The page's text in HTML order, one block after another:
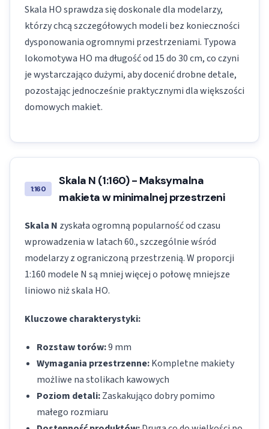
Skala HO sprawdza się doskonale dla modelarzy,
którzy chcą szczegółowych modeli bez konieczności
dysponowania ogromnymi przestrzeniami. Typowa
lokomotywa HO ma długość od 15 do 30 cm, co czyni
je wystarczająco dużymi, aby docenić drobne detale,
pozostając jednocześnie praktycznymi dla większości
domowych makiet.
1:160
Skala N (1:160) - Maksymalna
makieta w minimalnej przestrzeni
Skala N zyskała ogromną popularność od czasu
wprowadzenia w latach 60., szczególnie wśród
modelarzy z ograniczoną przestrzenią. W proporcji
1:160 modele N są mniej więcej o połowę mniejsze
liniowo niż skala HO.
Kluczowe charakterystyki:
Rozstaw torów:9 mm
Wymagania przestrzenne:Kompletne makiety
możliwe na stolikach kawowych
Poziom detali:Zaskakująco dobry pomimo
małego rozmiaru